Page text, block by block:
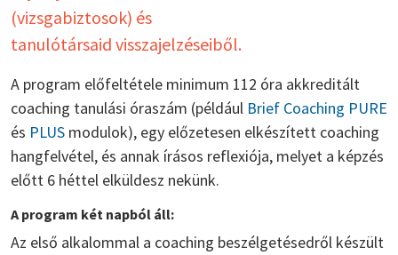
(vizsgabiztosok) és
tanulótársaid visszajelzéseiből.
A program előfeltétele minimum 112 óra akkreditált
coaching tanulási óraszám (például Brief Coaching PURE
és PLUS modulok), egy előzetesen elkészített coaching
hangfelvétel, és annak írásos reflexiója, melyet a képzés
előtt 6 héttel elküldesz nekünk.
A program két napból áll:
Az első alkalommal a coaching beszélgetésedről készült